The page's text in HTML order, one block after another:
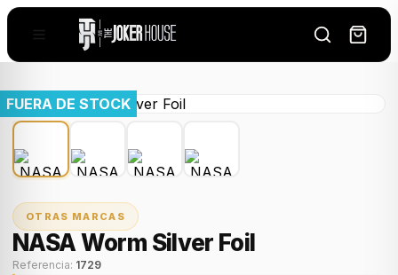
FUERA DE STOCK
OTRAS MARCAS
NASA Worm Silver Foil
Referencia: 1729